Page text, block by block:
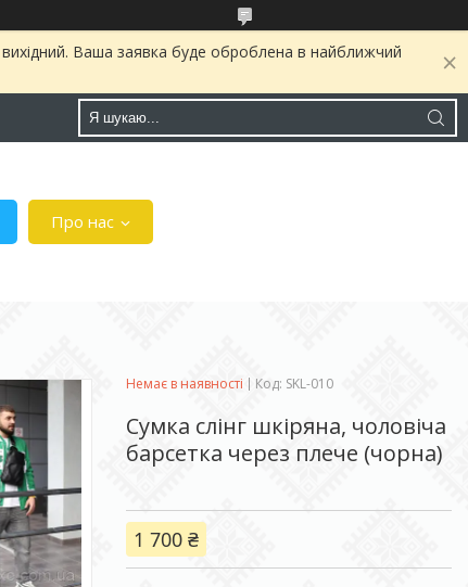
Ваша заявка буде оброблена в найближчий
Про нас
Немає в наявності Код: SKL-010
Сумка слінг шкіряна, чоловіча
барсетка через плече (чорна)
1 700 ₴